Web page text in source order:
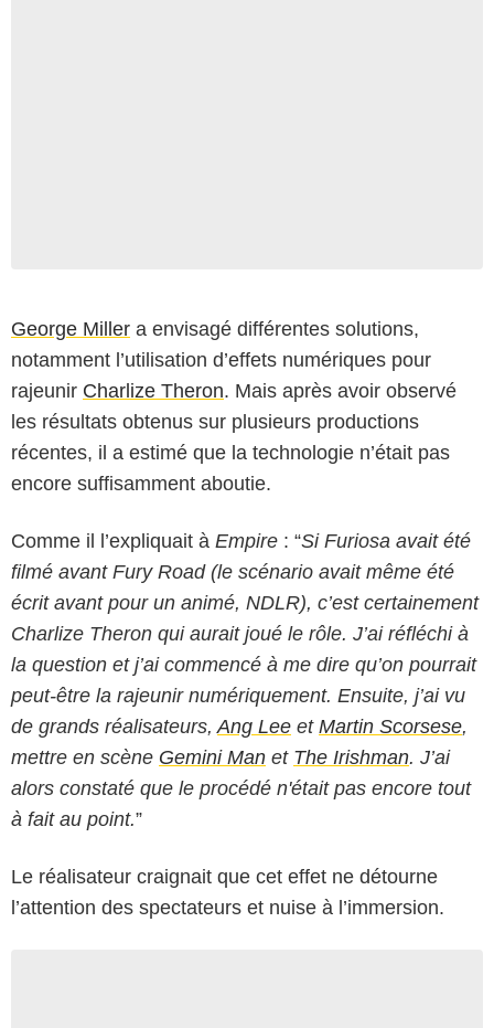
George Miller a envisagé différentes solutions,
notamment l’utilisation d’effets numériques pour
rajeunir Charlize Theron. Mais après avoir observé
les résultats obtenus sur plusieurs productions
récentes, il a estimé que la technologie n’était pas
encore suffisamment aboutie.
Comme il l’expliquait à Empire : “Si Furiosa avait été
filmé avant Fury Road (le scénario avait même été
écrit avant pour un animé, NDLR), c’est certainement
Charlize Theron qui aurait joué le rôle. J’ai réfléchi à
la question et j’ai commencé à me dire qu’on pourrait
peut-être la rajeunir numériquement. Ensuite, j’ai vu
de grands réalisateurs, Ang Lee et Martin Scorsese,
mettre en scène Gemini Man et The Irishman. J’ai
alors constaté que le procédé n'était pas encore tout
à fait au point.”
Le réalisateur craignait que cet effet ne détourne
l’attention des spectateurs et nuise à l’immersion.